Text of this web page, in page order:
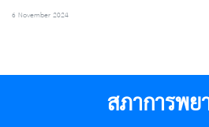
6 November 2024
สภาการพย